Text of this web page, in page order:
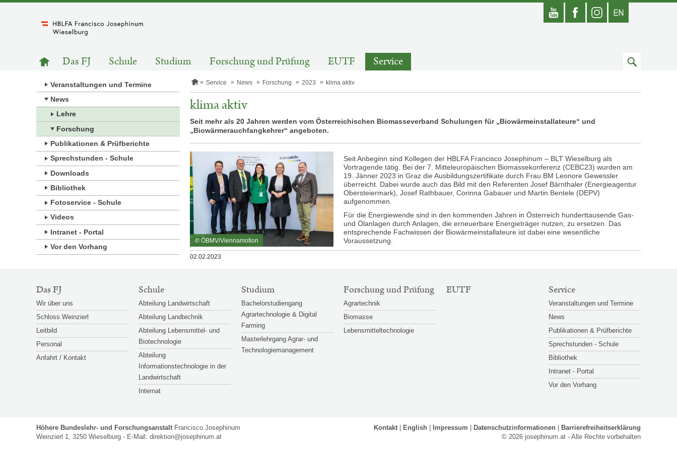
Youtube FacebookInstagram
HAUPTNAVIGATION
Zur
Startseite
Das FJ Schule Studium Forschung und Prüfung EUTF Service
Zum
Veranstaltungen und Termine
News
Lehre
Forschung
Publikationen & Prüfberichte
Sprechstunden - Schule
Downloads
Bibliothek
Fotoservice - Schule
Videos
Intranet - Portal
Vor den Vorhang
S
a
s
e
Service News Forschung 2023 klima aktiv
klima aktiv
Seit mehr als 20 Jahren werden vom Österreichischen Biomasseverband Schulungen für „Biowärmeinstallateure“ und
„Biowärmerauchfangkehrer“ angeboten.
© ÖBMV/Viennamotion
Seit Anbeginn sind Kollegen der HBLFA Francisco Josephinum – BLT Wieselburg als
Vortragende tätig. Bei der 7. Mitteleuropäischen Biomassekonferenz (CEBC23) wurden am
19. Jänner 2023 in Graz die Ausbildungszertifikate durch Frau BM Leonore Gewessler
überreicht. Dabei wurde auch das Bild mit den Referenten Josef Bärnthaler (Energieagentur
Obersteiermark), Josef Rathbauer, Corinna Gabauer und Martin Bentele (DEPV)
aufgenommen.
Für die Energiewende sind in den kommenden Jahren in Österreich hunderttausende Gas-
und Ölanlagen durch Anlagen, die erneuerbare Energieträger nutzen, zu ersetzen. Das
entsprechende Fachwissen der Biowärmeinstallateure ist dabei eine wesentliche
Voraussetzung.
Veröffentlicht
02.02.2023
SITEMAP-
NAVIGATION
Das FJ
Wir über uns
Schloss Weinzierl
Leitbild
Personal
Anfahrt / Kontakt
Schule
Abteilung Landwirtschaft
Abteilung Landtechnik
Abteilung Lebensmittel- und
Biotechnologie
Abteilung
Informationstechnologie in der
Landwirtschaft
Internat
Studium
Bachelorstudiengang
Agrartechnologie & Digital
Farming
Masterlehrgang Agrar- und
Technologiemanagement
Forschung und Prüfung
Agrartechnik
Biomasse
Lebensmitteltechnologie
EUTF Service
Veranstaltungen und Termine
News
Publikationen & Prüfberichte
Sprechstunden - Schule
Bibliothek
Intranet - Portal
Vor den Vorhang
Höhere Bundeslehr- und Forschungsanstalt Francisco Josephinum
Weinzierl 1, 3250 Wieselburg - E-Mail: direktion@josephinum.at
Kontakt English Impressum Datenschutzinformationen
Barrierefreiheitserklärung
© 2026 josephinum.at - Alle Rechte vorbehalten